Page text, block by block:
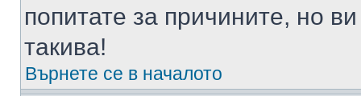
попитате за причините, но
такива!
Върнете се в началото